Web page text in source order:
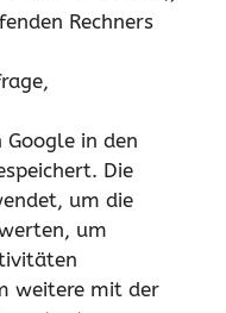
Rechners
Google in den
Die
um die
um
weitere mit der